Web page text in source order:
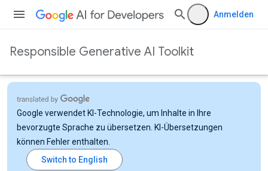
Anmelden
Responsible Generative AI Toolkit
Google verwendet KI-Technologie, um Inhalte in Ihre
bevorzugte Sprache zu übersetzen. KI-Übersetzungen
können Fehler enthalten.